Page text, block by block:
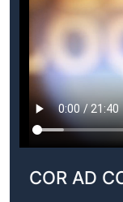
COR AD